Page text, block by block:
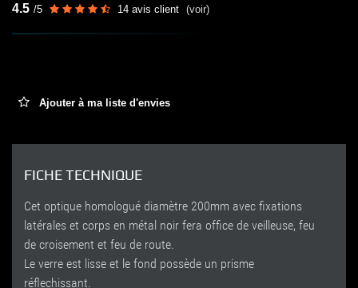
4.5 /5 14 avis client (voir)
Ajouter à ma liste d'envies
FICHE TECHNIQUE
Cet optique homologué diamètre 200mm avec fixations
latérales et corps en métal noir fera office de veilleuse, feu
de croisement et feu de route.
Le verre est lisse et le fond possède un prisme
réflechissant.